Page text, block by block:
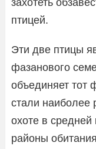
птицей.
Эти две птицы
фазанового
объединяет тот
стали наиболее
охоте в
районы